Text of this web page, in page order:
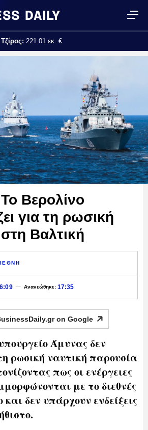
Τζίρος: 221.01 εκ. €
Βερολίνο
για τη ρωσική
Βαλτική
Ανανεώθηκε:17:35
on Google
Άμυνας δεν
ρωσική ναυτική παρουσία
πως οι ενέργειες
με το διεθνές
και δεν υπάρχουν ενδείξεις